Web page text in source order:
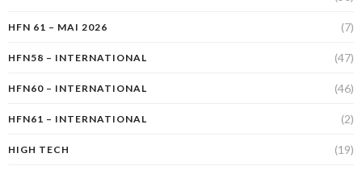
HFN 61 – MAI 2026 (7)
HFN58 – INTERNATIONAL (47)
HFN60 – INTERNATIONAL (46)
HFN61 – INTERNATIONAL (2)
HIGH TECH (19)